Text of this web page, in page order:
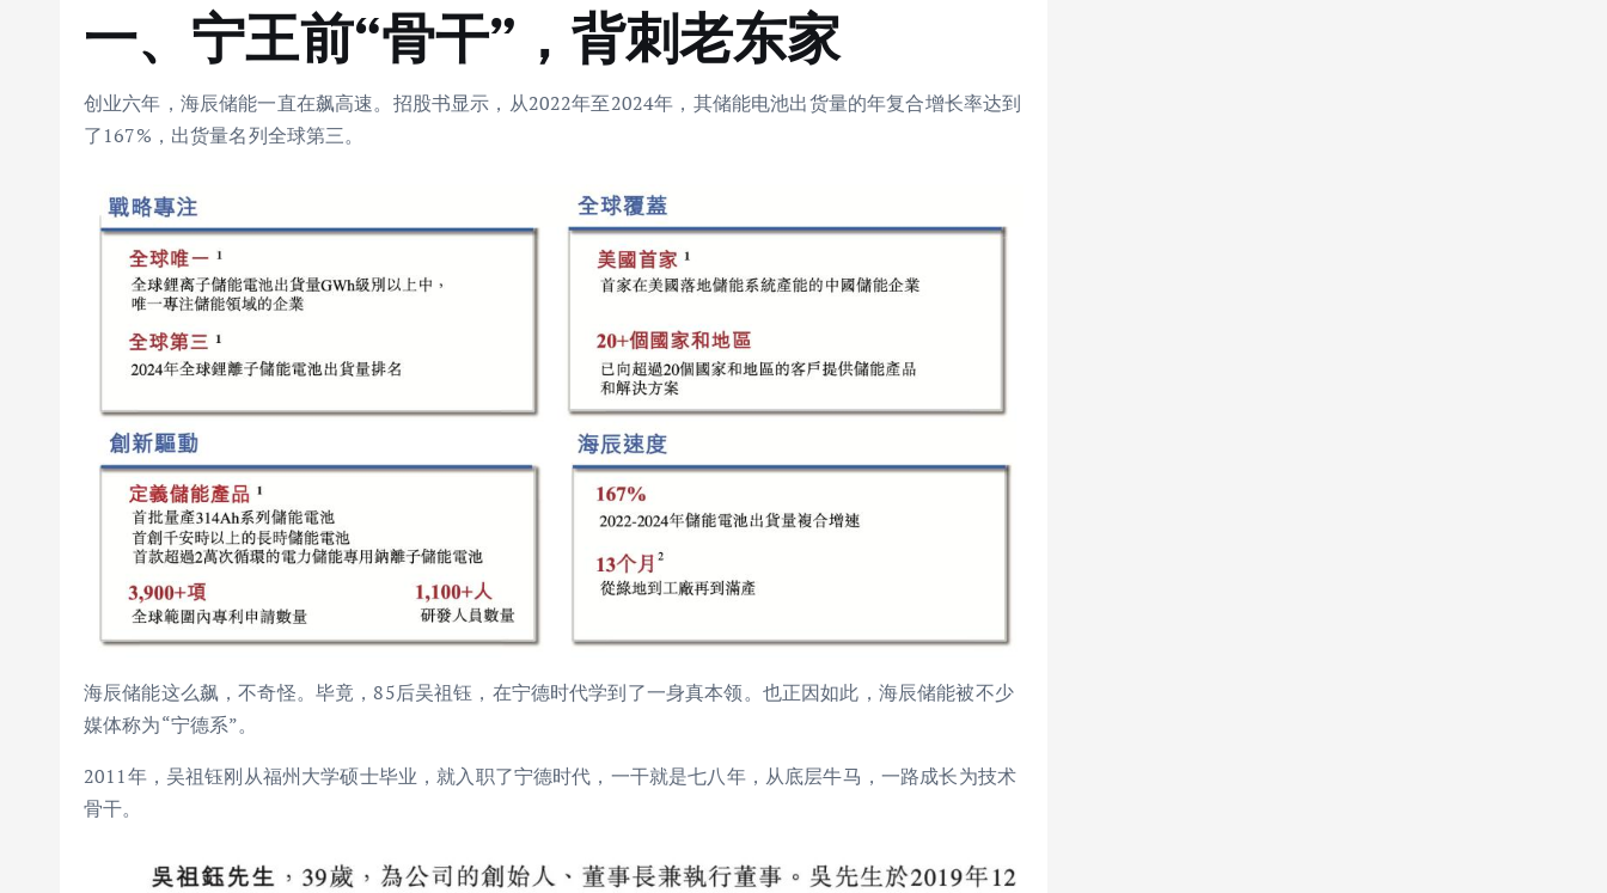
一、 宁王前“骨干”，背刺老东家
创业六年，海辰储能一直在飙高速。招股书显示，从2022年至2024年，其储能电池出货量的年复合增长率达到
了167%，出货量名列全球第三。
海辰储能这么飙，不奇怪。毕竟，85后吴祖钰，在宁德时代学到了一身真本领。也正因如此，海辰储能被不少
媒体称为“宁德系”。
2011年，吴祖钰刚从福州大学硕士毕业，就入职了宁德时代，一干就是七八年，从底层牛马，一路成长为技术
骨干。